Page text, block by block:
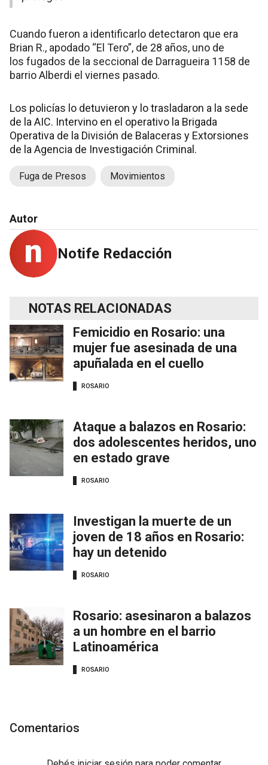
Cuando fueron a identificarlo detectaron que era
Brian R., apodado “El Tero”, de 28 años, uno de
los fugados de la seccional de Darragueira 1158 de
barrio Alberdi el viernes pasado.
Los policías lo detuvieron y lo trasladaron a la sede
de la AIC. Intervino en el operativo la Brigada
Operativa de la División de Balaceras y Extorsiones
de la Agencia de Investigación Criminal.
Fuga de Presos Movimientos
Autor
Notife Redacción
NOTAS RELACIONADAS
Femicidio en Rosario: una
mujer fue asesinada de una
apuñalada en el cuello
ROSARIO
Ataque a balazos en Rosario:
dos adolescentes heridos, uno
en estado grave
ROSARIO
Investigan la muerte de un
joven de 18 años en Rosario:
hay un detenido
ROSARIO
Rosario: asesinaron a balazos
a un hombre en el barrio
Latinoamérica
ROSARIO
Comentarios